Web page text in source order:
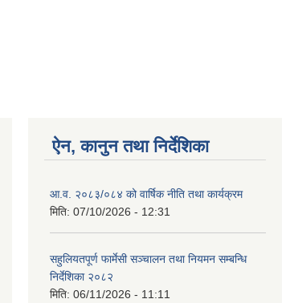
ऐन, कानुन तथा निर्देशिका
आ.व. २०८३/०८४ को वार्षिक नीति तथा कार्यक्रम
मिति: 07/10/2026 - 12:31
सहुलियतपूर्ण फार्मेसी सञ्चालन तथा नियमन सम्बन्धि
निर्देशिका २०८२
मिति: 06/11/2026 - 11:11